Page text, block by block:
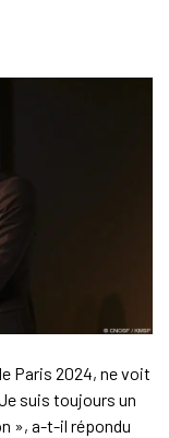
Paris 2024, ne voit
suis toujours un
», a-t-il répondu